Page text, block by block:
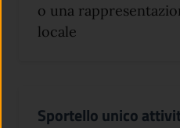
o una
locale
Sportello unico